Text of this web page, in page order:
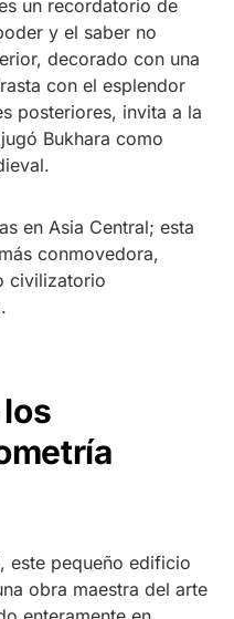
un recordatorio de
y el saber no
decorado con una
con el esplendor
posteriores, invita a la
Bukhara como
en Asia Central; esta
conmovedora,
civilizatorio
este pequeño edificio
obra maestra del arte